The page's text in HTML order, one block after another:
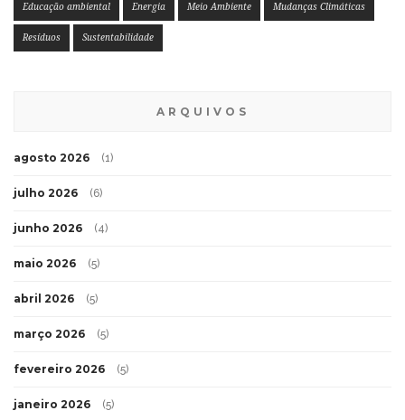
Educação ambiental Energia Meio Ambiente Mudanças Climáticas
Resíduos Sustentabilidade
ARQUIVOS
agosto 2026 (1)
julho 2026 (6)
junho 2026 (4)
maio 2026 (5)
abril 2026 (5)
março 2026 (5)
fevereiro 2026 (5)
janeiro 2026 (5)